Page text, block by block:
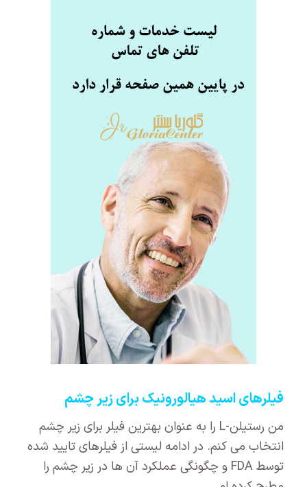
فیلرهای اسید هیالورونیک برای زیر چشم
من رستیلن-L را به عنوان بهترین فیلر برای زیر چشم
انتخاب می کنم. در ادامه لیستی از فیلرهای تایید شده
توسط FDA و چگونگی عملکرد آن ها در زیر چشم را